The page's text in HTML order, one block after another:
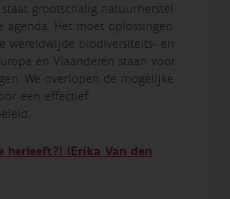
grootschalig natuurherstel
agenda. Het moet oplossingen
wereldwijde biodiversiteits- en
en Vlaanderen staan voor
We overlopen de mogelijke
een effectief
herleeft?! (Erika Van den